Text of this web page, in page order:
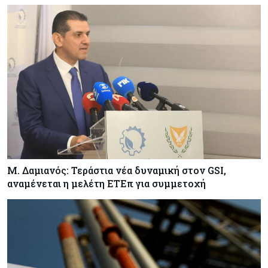
Κόσμος
Η Ινδία ανεβάζει ταχύτητα στη διάλυση πλοίων
– Στο 35,4% το παγκόσμιο μερίδιό της
Κύπρος
ΠτΔ: Υπεράνω όλων το δημόσιο συμφέρον – Όλα
όσα έγιναν στην τελετή διαβεβαίωσης των
νέων μελών της κυβέρνησης
Μ. Δαμιανός: Τεράστια νέα δυναμική στον GSI,
αναμένεται η μελέτη ΕΤΕπ για συμμετοχή